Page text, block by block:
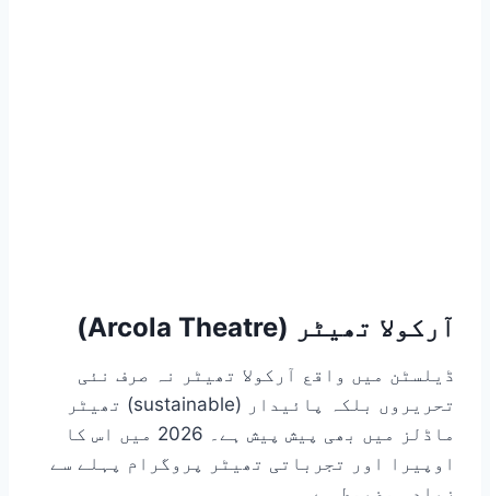
آرکولا تھیٹر (Arcola Theatre)
ڈیلسٹن میں واقع آرکولا تھیٹر نہ صرف نئی
تحریروں بلکہ پائیدار (sustainable) تھیٹر
ماڈلز میں بھی پیش پیش ہے۔ 2026 میں اس کا
اوپیرا اور تجرباتی تھیٹر پروگرام پہلے سے